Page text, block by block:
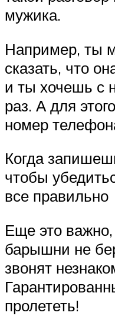
мужика.
Например, ты
сказать, что
и ты хочешь с
раз. А для
номер
Когда
чтобы
все правильно
Еще это
барышни не
звонят
пролететь!